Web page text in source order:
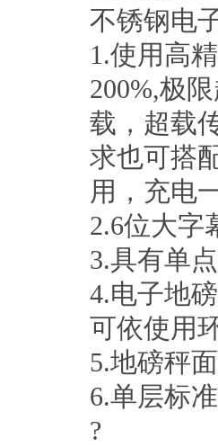
不锈钢电
1.使用高
200%,极
载，超载
求也可搭
用，充电
2.6位大字
3.具有单
4.电子地
可依使用
5.地磅秤
6.单层标
?